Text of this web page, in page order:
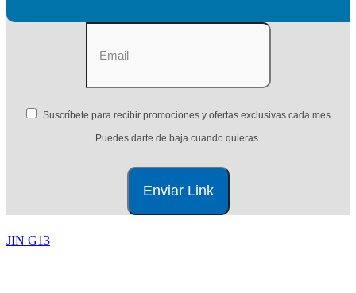
Suscríbete para recibir promociones y ofertas exclusivas cada mes.
Puedes darte de baja cuando quieras.
JIN G13